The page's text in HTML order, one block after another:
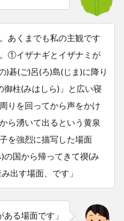
あくまでも私の主観です
①イザナギとイザナミが
)碁(ご)呂(ろ)島(じま)に降り
御柱(みはしら)」と広い寝
りを回ってから声をかけ
湧いて出るという黄泉
を強烈に描写した場面
国から帰ってきて禊(み
出す場面、です」
ある場面です」